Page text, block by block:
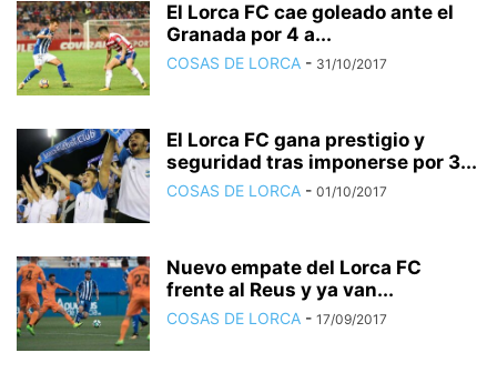
El Lorca FC cae goleado ante el
Granada por 4 a...
COSAS DE LORCA - 31/10/2017
El Lorca FC gana prestigio y
seguridad tras imponerse por 3...
COSAS DE LORCA - 01/10/2017
Nuevo empate del Lorca FC
frente al Reus y ya van...
COSAS DE LORCA - 17/09/2017